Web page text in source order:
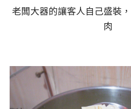
老闆大器的讓客人自己盛裝，
肉